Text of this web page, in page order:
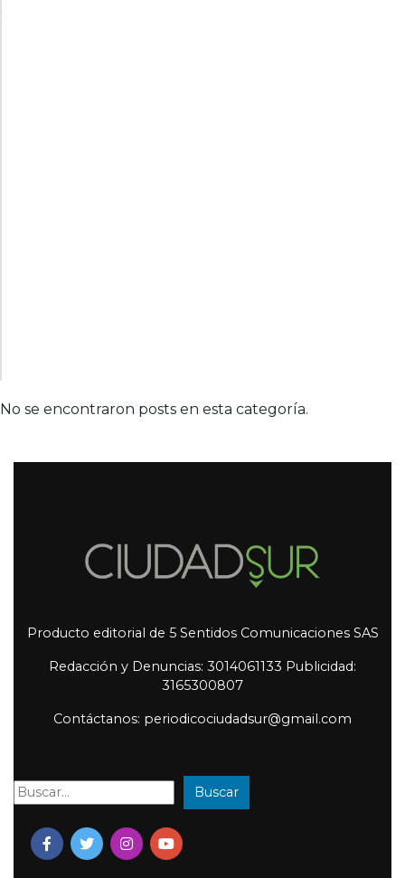
No se encontraron posts en esta categoría.
Producto editorial de 5 Sentidos Comunicaciones SAS
Redacción y Denuncias: 3014061133 Publicidad:
3165300807
Contáctanos: periodicociudadsur@gmail.com
Buscar: Buscar